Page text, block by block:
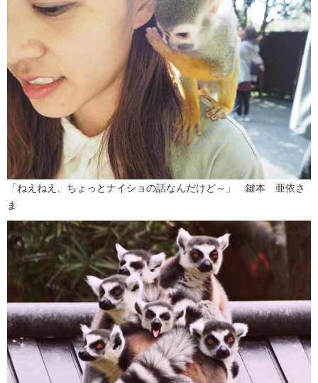
「ねえねえ、ちょっとナイショの話なんだけど～」 鍵本 亜依さ
ま